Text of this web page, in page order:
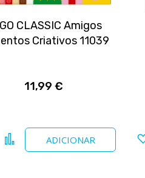
CLASSIC Amigos
Criativos 11039
11,99 €
ADICIONAR
AdicionarComparar